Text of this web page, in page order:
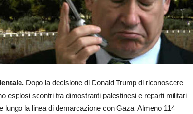
Dopo la decisione di Donald Trump di riconoscere
esplosi scontri tra dimostranti palestinesi e reparti militari
lungo la linea di demarcazione con Gaza. Almeno 114